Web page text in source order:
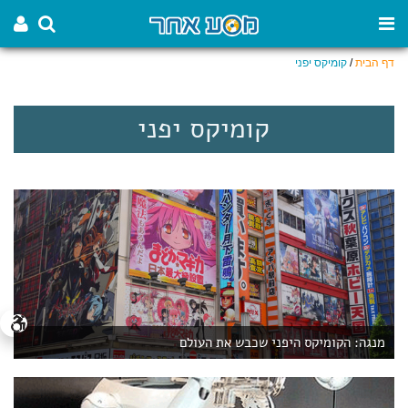
דף הבית/ קומיקס יפני
קומיקס יפני
מנגה: הקומיקס היפני שכבש את העולם